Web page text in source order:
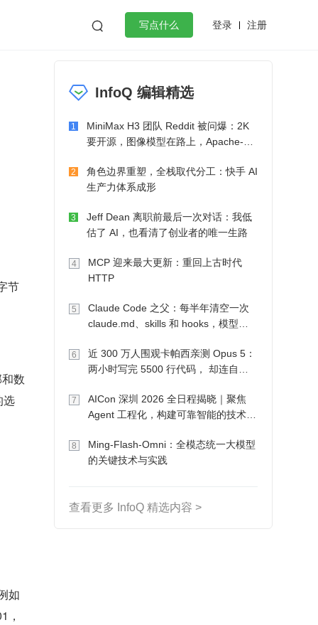
 写点什么 登录 注册
微服务架构 flutter
节
数
选
如
，
InfoQ 编辑精选
1
MiniMax H3 团队 Reddit 被问爆：2K
要开源，图像模型在路上，Apache-2.0
2
角色边界重塑，全栈取代分工：快手 AI
生产力体系成形
3
Jeff Dean 离职前最后一次对话：我低
估了 AI，也看清了创业者的唯一生路
4
MCP 迎来最大更新：重回上古时代
HTTP
5
Claude Code 之父：每半年清空一次
claude.md、skills 和 hooks，模型自
6
近 300 万人围观卡帕西亲测 Opus 5：
两小时写完 5500 行代码， 却连自己
7
AICon 深圳 2026 全日程揭晓｜聚焦
Agent 工程化，构建可靠智能的技术路
8
Ming-Flash-Omni：全模态统一大模型
的关键技术与实践
查看更多 InfoQ 精选内容 >